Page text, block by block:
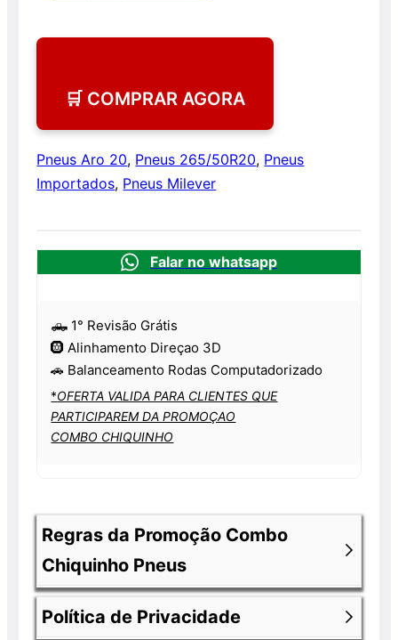
🛒 COMPRAR AGORA
Pneus Aro 20, Pneus 265/50R20, Pneus
Importados, Pneus Milever
Falar no whatsapp
🛻 1° Revisão Grátis
🛞 Alinhamento Direçao 3D
🚗 Balanceamento Rodas Computadorizado
*OFERTA VALIDA PARA CLIENTES QUE
PARTICIPAREM DA PROMOÇAO
COMBO CHIQUINHO
Regras da Promoção Combo
Chiquinho Pneus
Os produtos anunciados fazem parte de
Política de Privacidade